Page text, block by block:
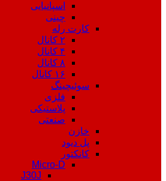
اسپانیایی
چینی
کارت رله
۲ کانال
۴ کانال
۸ کانال
۱۶ کانال
سوئیچینگ
فلزی
پلاستیکی
صنعتی
خازن
پل دیود
کانکتور
Micro-D
J30J